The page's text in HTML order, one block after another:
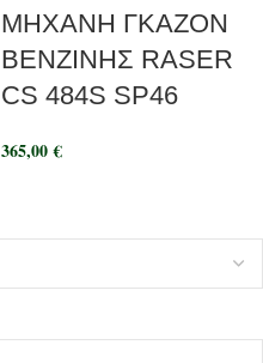
ΜΗΧΑΝΗ ΓΚΑΖΟΝ
ΒΕΝΖΙΝΗΣ RASER
CS 484S SP46
365,00€